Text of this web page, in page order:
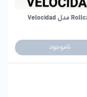
ناموجود